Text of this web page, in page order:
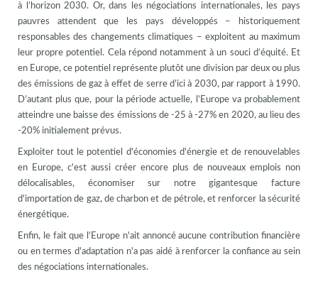
à l’horizon 2030. Or, dans les négociations internationales, les pays
pauvres attendent que les pays développés – historiquement
responsables des changements climatiques – exploitent au maximum
leur propre potentiel. Cela répond notamment à un souci d’équité. Et
en Europe, ce potentiel représente plutôt une division par deux ou plus
des émissions de gaz à effet de serre d’ici à 2030, par rapport à 1990.
D’autant plus que, pour la période actuelle, l’Europe va probablement
atteindre une baisse des émissions de -25 à -27% en 2020, au lieu des
-20% initialement prévus.
Exploiter tout le potentiel d'économies d'énergie et de renouvelables
en Europe, c'est aussi créer encore plus de nouveaux emplois non
délocalisables, économiser sur notre gigantesque facture
d'importation de gaz, de charbon et de pétrole, et renforcer la sécurité
énergétique.
Enfin, le fait que l'Europe n'ait annoncé aucune contribution financière
ou en termes d'adaptation n'a pas aidé à renforcer la confiance au sein
des négociations internationales.